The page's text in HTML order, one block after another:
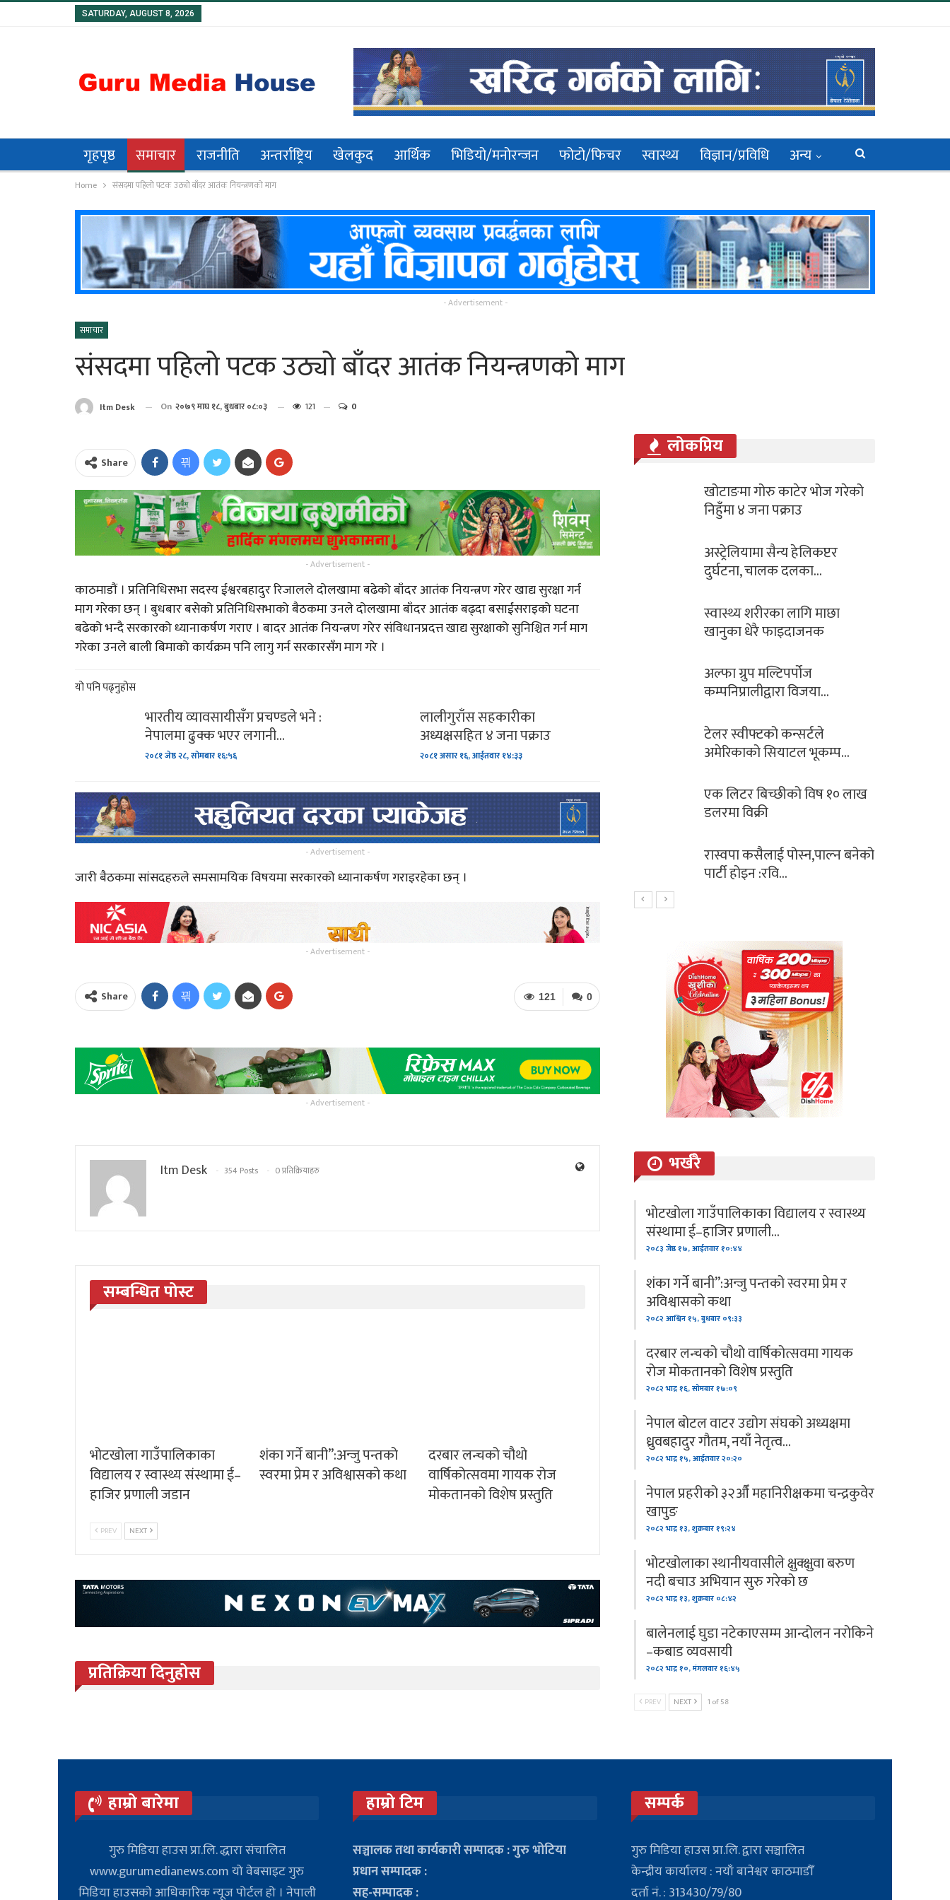
SATURDAY, AUGUST 8, 2026
गृहपृष्ठ समाचार राजनीति अन्तर्राष्ट्रिय खेलकुद आर्थिक भिडियो/मनोरन्जन फोटो/फिचर स्वास्थ्य विज्ञान/प्रविधि अन्य
Home संसदमा पहिलो पटक उठ्यो बाँदर आतंक नियन्त्रणको माग
- Advertisement -
समाचार
संसदमा पहिलो पटक उठ्यो बाँदर आतंक नियन्त्रणको माग
Itm Desk On २०७९ माघ १८, बुधबार ०८:०३ 121 0
Share
- Advertisement -
काठमाडौं । प्रतिनिधिसभा सदस्य ईश्वरबहादुर रिजालले दोलखामा बढेको बाँदर आतंक नियन्त्रण गरेर खाद्य सुरक्षा गर्न
माग गरेका छन् । बुधबार बसेको प्रतिनिधिसभाको बैठकमा उनले दोलखामा बाँदर आतंक बढ्दा बसाईंसराइको घटना
बढेको भन्दै सरकारको ध्यानाकर्षण गराए । बादर आतंक नियन्त्रण गरेर संविधानप्रदत्त खाद्य सुरक्षाको सुनिश्चित गर्न माग
गरेका उनले बाली बिमाको कार्यक्रम पनि लागु गर्न सरकारसँग माग गरे ।
यो पनि पढ्नुहोस
भारतीय व्यावसायीसँग प्रचण्डले भने :
नेपालमा ढुक्क भएर लगानी…
२०८१ जेष्ठ २८, सोमबार १६:५६
लालीगुराँस सहकारीका
अध्यक्षसहित ४ जना पक्राउ
२०८१ असार १६, आईतवार १४:३३
- Advertisement -
जारी बैठकमा सांसदहरुले समसामयिक विषयमा सरकारको ध्यानाकर्षण गराइरहेका छन् ।
- Advertisement -
0
121
Share
- Advertisement -
Itm Desk 354 Posts 0 प्रतिक्रियाहरु
सम्बन्धित पोस्ट
भोटखोला गाउँपालिकाका
विद्यालय र स्वास्थ्य संस्थामा ई–
हाजिर प्रणाली जडान
शंका गर्ने बानी”:अन्जु पन्तको
स्वरमा प्रेम र अविश्वासको कथा
दरबार लन्चको चौथो
वार्षिकोत्सवमा गायक रोज
मोकतानको विशेष प्रस्तुति
PREV NEXT
प्रतिक्रिया दिनुहोस
लोकप्रिय
पत्रकार प्रकाश बराईली
“अभिब्यक्ति” को मायाँ बिनाको…
आज सोमबार यसरी गर्नुहोस्
भगवान शिवको पुजा गर्दा नगर्नुहोस
यी १५ गल्ती !
भारतद्वारा नयाँ रकेट प्रक्षेपण
साबधान ! शनिबारको दिन भुलेर
पनि कहिल्यै नगर्नुहोस्…
महिना दिन नबित्दै उप्कियो
मध्यपहाडी लोकमार्गको…
गायिका संगीता मस्राङ्गी मगरको
‘तिमी नै त थियौँ…
गायक तथा संगीतकार मनिपाल
तामाङ कथानक चलचित्र ‘ङिङजे’
चलचित्रको ट्रेलर…
याक्थुङ र धर्म पिपासु ?
लिम्बु जातिको परम्परालाई
झल्काउदै चलचित्र सुगुपको…
घिमिरेको अनुभव !
खोटाङमा गोरु काटेर भोज गरेको
निहुँमा ४ जना पक्राउ
अस्ट्रेलियामा सैन्य हेलिकप्टर
दुर्घटना, चालक दलका…
स्वास्थ्य शरीरका लागि माछा
खानुका धेरै फाइदाजनक
अल्फा ग्रुप मल्टिपर्पोज
कम्पनिप्रालीद्वारा विजया…
टेलर स्वीफ्टको कन्सर्टले
अमेरिकाको सियाटल भूकम्प…
एक लिटर बिच्छीको विष १० लाख
डलरमा विक्री
रास्वपा कसैलाई पोस्न,पाल्न बनेको
पार्टी होइन :रवि…
भर्खरै
भोटखोला गाउँपालिकाका विद्यालय र स्वास्थ्य
संस्थामा ई–हाजिर प्रणाली…
२०८३ जेष्ठ १७, आईतवार १०:४४
शंका गर्ने बानी”:अन्जु पन्तको स्वरमा प्रेम र
अविश्वासको कथा
२०८२ आश्विन १५, बुधबार ०९:३३
दरबार लन्चको चौथो वार्षिकोत्सवमा गायक
रोज मोकतानको विशेष प्रस्तुति
२०८२ भाद्र १६, सोमबार १७:०९
नेपाल बोटल वाटर उद्योग संघको अध्यक्षमा
ध्रुवबहादुर गौतम, नयाँ नेतृत्व…
२०८२ भाद्र १५, आईतवार २०:२०
नेपाल प्रहरीको ३२औँ महानिरीक्षकमा चन्द्रकुवेर
खापुङ
२०८२ भाद्र १३, शुक्रबार १९:२४
भोटखोलाका स्थानीयवासीले क्षुक्क्षुवा बरुण
नदी बचाउ अभियान सुरु गरेको छ
२०८२ भाद्र १३, शुक्रबार ०८:४२
बालेनलाई घुडा नटेकाएसम्म आन्दोलन नरोकिने
–कबाड व्यवसायी
२०८२ भाद्र १०, मंगलवार १६:४५
PREV NEXT 1 of 58
हाम्रो बारेमा
गुरु मिडिया हाउस प्रा.लि. द्धारा संचालित
www.gurumedianews.com यो वेबसाइट गुरु
मिडिया हाउसकाे आधिकारिक न्यूज पोर्टल हो । नेपाली
हाम्रो टिम
सञ्चालक तथा कार्यकारी सम्पादक : गुरु भोटिया
प्रधान सम्पादक :
सह-सम्पादक :
सम्पर्क
गुरु मिडिया हाउस प्रा.लि. द्वारा सञ्चालित
केन्द्रीय कार्यालय : नयाँ बानेश्वर काठमाडौँ
दर्ता नं. : 313430/79/80